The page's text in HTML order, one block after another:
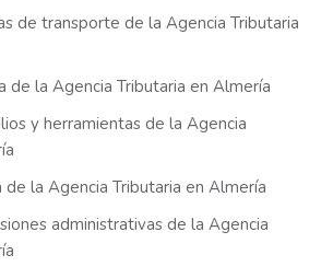
de transporte de la Agencia Tributaria
de la Agencia Tributaria en Almería
y herramientas de la Agencia
la Agencia Tributaria en Almería
administrativas de la Agencia